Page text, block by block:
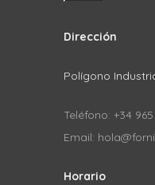
Dirección
Polígono
Teléfono: +34
Email:
Horario